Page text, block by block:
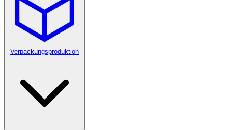
Verpackungsproduktion